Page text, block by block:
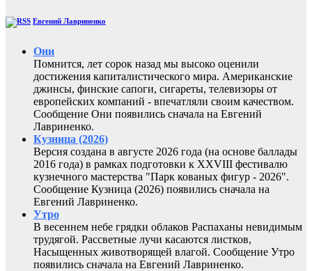
Евгений Лавриненко
Они
Помнится, лет сорок назад мы высоко оценили
достижения капиталистического мира. Американские
джинсы, финские сапоги, сигареты, телевизоры от
европейских компаний - впечатляли своим качеством.
Сообщение Они появились сначала на Евгений
Лавриненко.
Кузница (2026)
Версия создана в августе 2026 года (на основе баллады
2016 года) в рамках подготовки к XXVIII фестивалю
кузнечного мастерства "Парк кованых фигур - 2026".
Сообщение Кузница (2026) появились сначала на
Евгений Лавриненко.
Утро
В весеннем небе грядки облаков Распаханы невидимым
трудягой. Рассветные лучи касаются листков,
Насыщенных животворящей влагой. Сообщение Утро
появились сначала на Евгений Лавриненко.